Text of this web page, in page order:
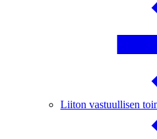
Liiton vastuullisen